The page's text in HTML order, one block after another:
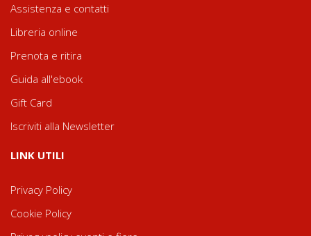
Assistenza e contatti
Libreria online
Prenota e ritira
Guida all'ebook
Gift Card
Iscriviti alla Newsletter
LINK UTILI
Privacy Policy
Cookie Policy